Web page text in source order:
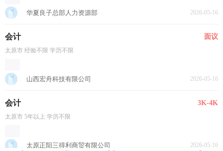
华夏良子总部人力资源部 2026-05-16
会计 面议
太原市 经验不限 学历不限
山西宏舟科技有限公司 2026-05-16
会计 3K-4K
太原市 5年以上 学历不限
太原正阳三得利商贸有限公司 2026-05-16